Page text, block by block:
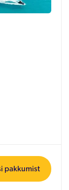
pakkumist